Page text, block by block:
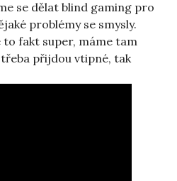
se dělat blind gaming pro
problémy se smysly.
to fakt super, máme tam
třeba přijdou vtipné, tak